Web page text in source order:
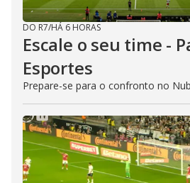
DO R7/HÁ 6 HORAS
Escale o seu time -
Esportes
Prepare-se para o confronto no